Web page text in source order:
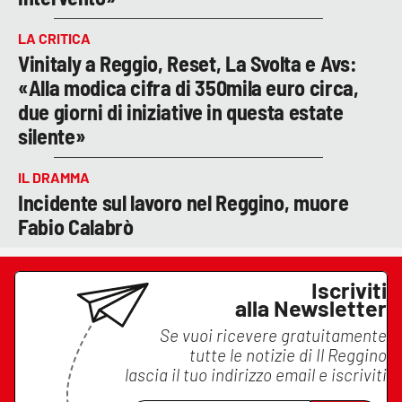
LA CRITICA
Vinitaly a Reggio, Reset, La Svolta e Avs:
«Alla modica cifra di 350mila euro circa,
due giorni di iniziative in questa estate
silente»
IL DRAMMA
Incidente sul lavoro nel Reggino, muore
Fabio Calabrò
Iscriviti
alla Newsletter
Se vuoi ricevere gratuitamente
tutte le notizie di Il Reggino
lascia il tuo indirizzo email e iscriviti